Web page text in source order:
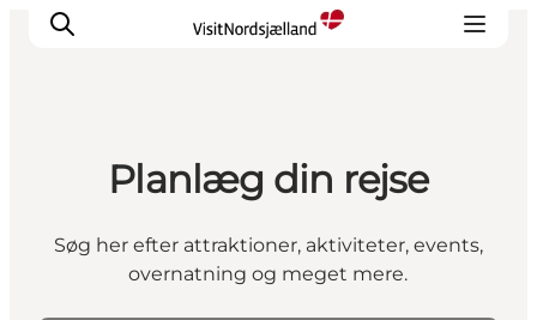
Highlights
Oplev
Det Sker
Planlæg din rejse
Søg her efter attraktioner, aktiviteter, events,
overnatning og meget mere.